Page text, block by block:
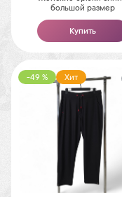
большой размер
Купить
-49 % Хит